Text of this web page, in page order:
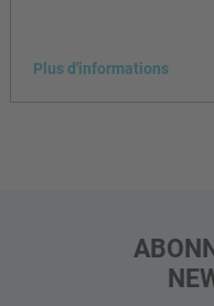
Plus d'informations